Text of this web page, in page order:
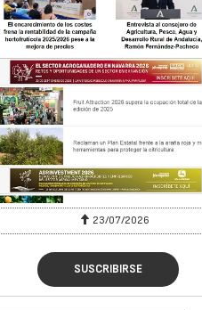
23/07/2026
SUSCRIBIRSE